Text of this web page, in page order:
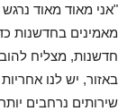
"אני מאוד מאוד
מאמינים בחדשנות
חדשנות, מצליח
באזור, יש לנו
שירותים נרחבים